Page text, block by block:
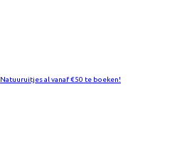
Natuuruitjes al vanaf €50 te boeken!